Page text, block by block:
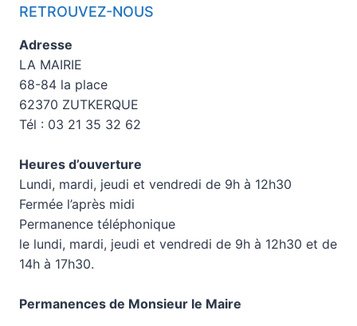
RETROUVEZ-NOUS
Adresse
LA MAIRIE
68-84 la place
62370 ZUTKERQUE
Tél : 03 21 35 32 62
Heures d’ouverture
Lundi, mardi, jeudi et vendredi de 9h à 12h30
Fermée l’après midi
Permanence téléphonique
le lundi, mardi, jeudi et vendredi de 9h à 12h30 et de
14h à 17h30.
Permanences de Monsieur le Maire